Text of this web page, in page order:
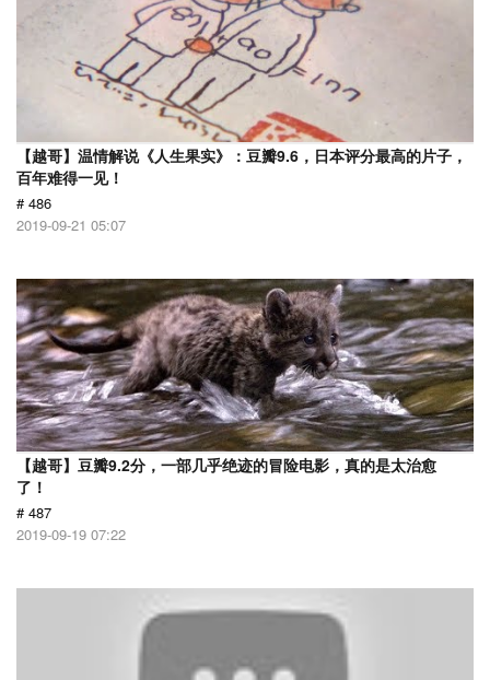
【越哥】温情解说《人生果实》：豆瓣9.6，日本评分最高的片子，
百年难得一见！
# 486
2019-09-21 05:07
【越哥】豆瓣9.2分，一部几乎绝迹的冒险电影，真的是太治愈
了！
# 487
2019-09-19 07:22